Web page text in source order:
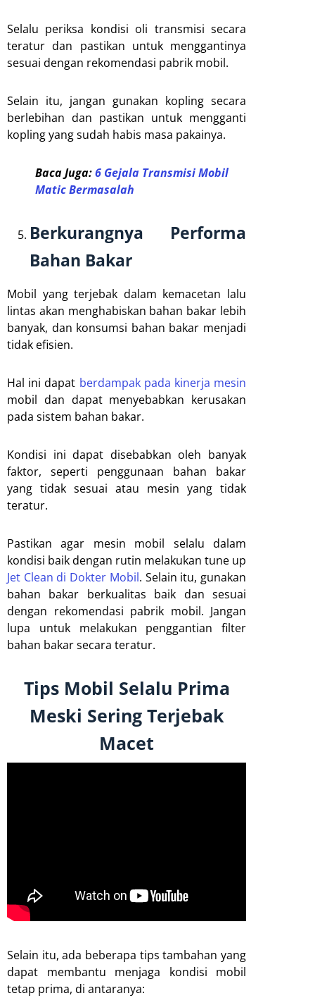
Selalu periksa kondisi oli transmisi secara
teratur dan pastikan untuk menggantinya
sesuai dengan rekomendasi pabrik mobil.
Selain itu, jangan gunakan kopling secara
berlebihan dan pastikan untuk mengganti
kopling yang sudah habis masa pakainya.
Baca Juga:6 Gejala Transmisi Mobil
Matic Bermasalah
Berkurangnya Performa
Bahan Bakar
Mobil yang terjebak dalam kemacetan lalu
lintas akan menghabiskan bahan bakar lebih
banyak, dan konsumsi bahan bakar menjadi
tidak efisien.
Hal ini dapat berdampak pada kinerja mesin
mobil dan dapat menyebabkan kerusakan
pada sistem bahan bakar.
Kondisi ini dapat disebabkan oleh banyak
faktor, seperti penggunaan bahan bakar
yang tidak sesuai atau mesin yang tidak
teratur.
Pastikan agar mesin mobil selalu dalam
kondisi baik dengan rutin melakukan tune up
Jet Clean di Dokter Mobil. Selain itu, gunakan
bahan bakar berkualitas baik dan sesuai
dengan rekomendasi pabrik mobil. Jangan
lupa untuk melakukan penggantian filter
bahan bakar secara teratur.
Tips Mobil Selalu Prima
Meski Sering Terjebak
Macet
Selain itu, ada beberapa tips tambahan yang
dapat membantu menjaga kondisi mobil
tetap prima, di antaranya: